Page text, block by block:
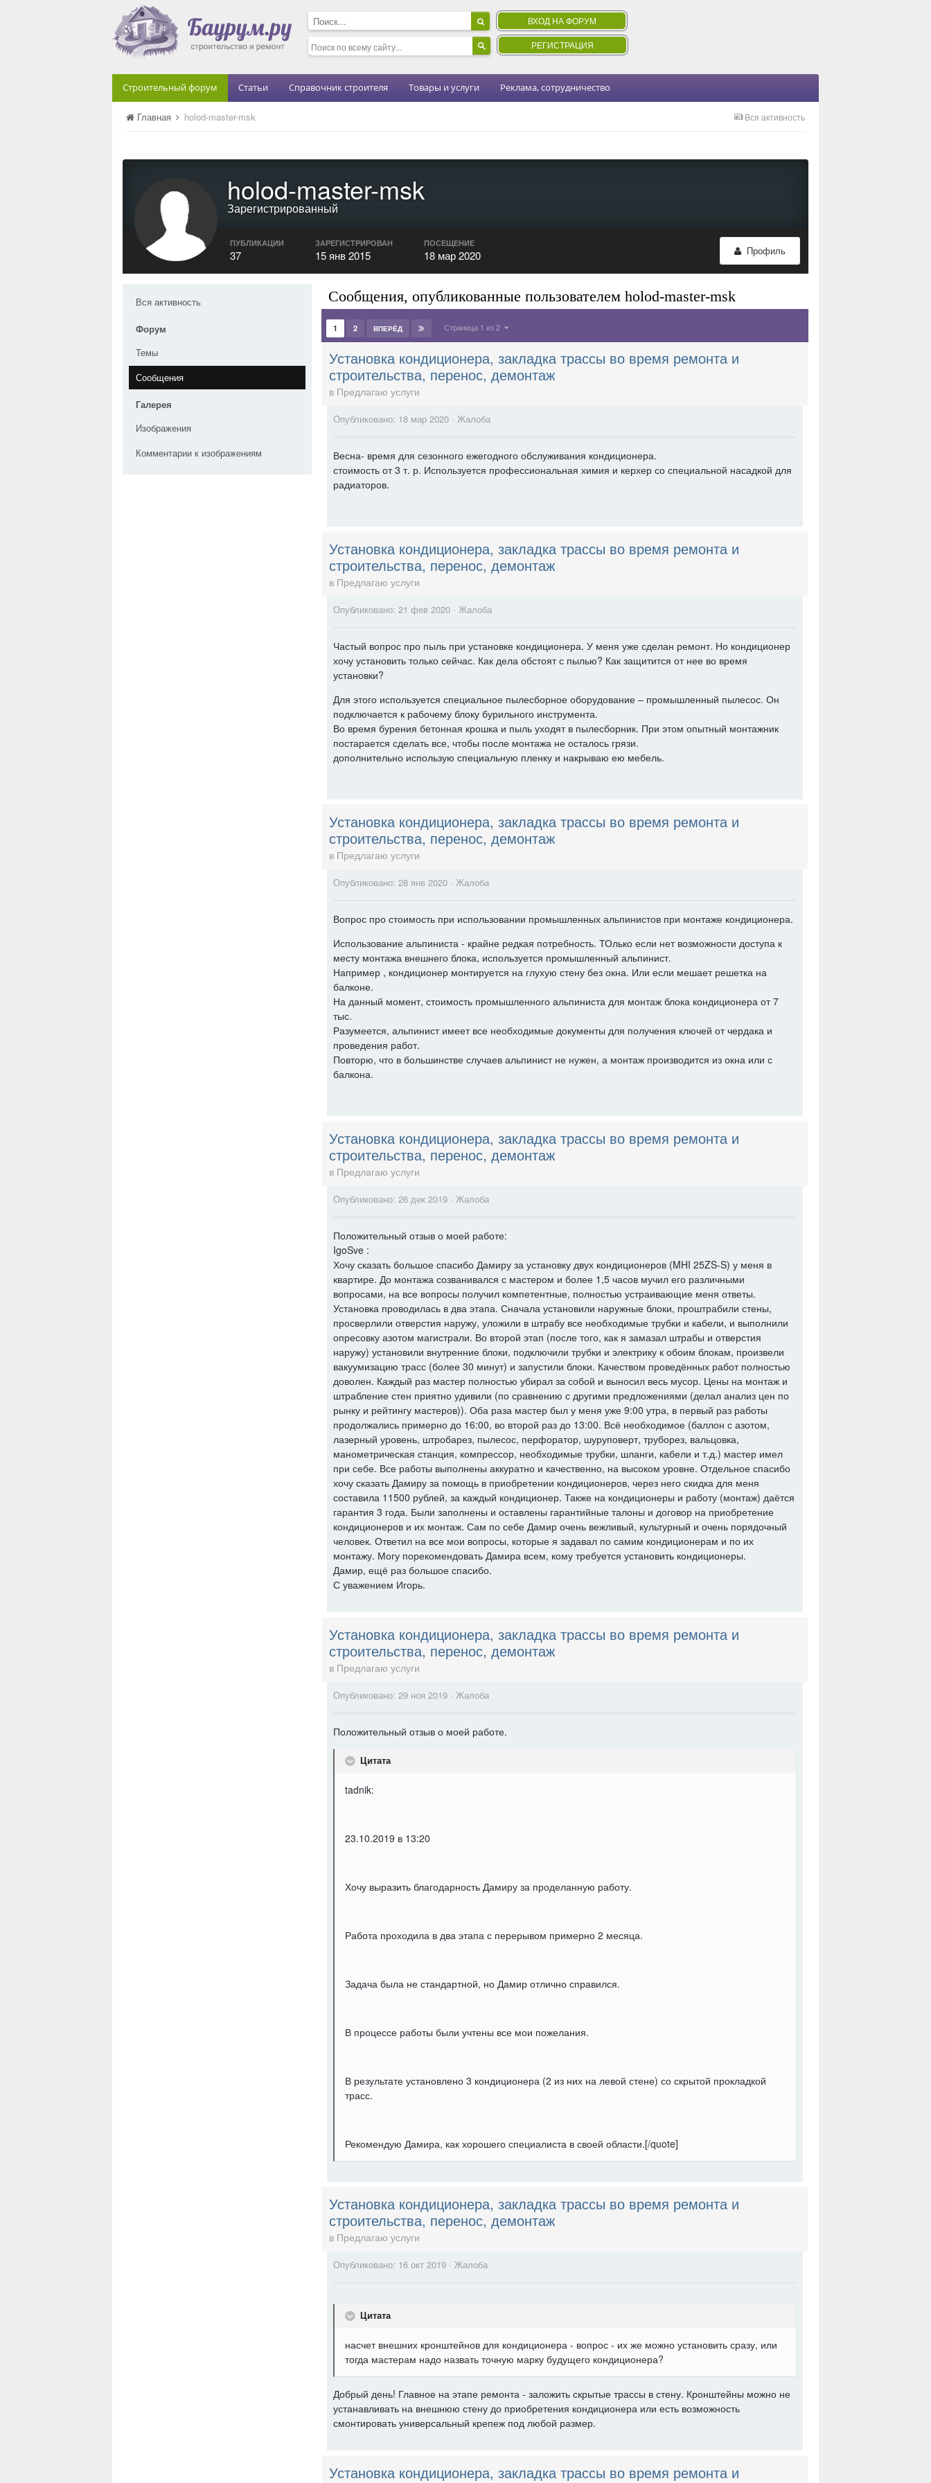
ВХОД НА ФОРУМ
РЕГИСТРАЦИЯ
Строительный форум Статьи Справочник строителя Товары и услуги Реклама, сотрудничество
Вся активность
Главная holod-master-msk
holod-master-msk
Зарегистрированный
Профиль
ПУБЛИКАЦИИ
37
ЗАРЕГИСТРИРОВАН
15 янв 2015
ПОСЕЩЕНИЕ
18 мар 2020
Вся активность
Форум
Темы
Сообщения
Галерея
Изображения
Комментарии к изображениям
Сообщения, опубликованные пользователем holod-master-msk
1 2 ВПЕРЁД Страница 1 из 2
Установка кондиционера, закладка трассы во время ремонта и
строительства, перенос, демонтаж
в Предлагаю услуги
Опубликовано: 18 мар 2020 · Жалоба
Весна- время для сезонного ежегодного обслуживания кондиционера.
стоимость от 3 т. р. Используется профессиональная химия и керхер со специальной насадкой для
радиаторов.
Установка кондиционера, закладка трассы во время ремонта и
строительства, перенос, демонтаж
в Предлагаю услуги
Опубликовано: 21 фев 2020 · Жалоба
Частый вопрос про пыль при установке кондиционера. У меня уже сделан ремонт. Но кондиционер
хочу установить только сейчас. Как дела обстоят с пылью? Как защитится от нее во время
установки?
Для этого используется специальное пылесборное оборудование – промышленный пылесос. Он
подключается к рабочему блоку бурильного инструмента.
Во время бурения бетонная крошка и пыль уходят в пылесборник. При этом опытный монтажник
постарается сделать все, чтобы после монтажа не осталось грязи.
дополнительно использую специальную пленку и накрываю ею мебель.
Установка кондиционера, закладка трассы во время ремонта и
строительства, перенос, демонтаж
в Предлагаю услуги
Опубликовано: 28 янв 2020 · Жалоба
Вопрос про стоимость при использовании промышленных альпинистов при монтаже кондиционера.
Использование альпиниста - крайне редкая потребность. ТОлько если нет возможности доступа к
месту монтажа внешнего блока, используется промышленный альпинист.
Например , кондиционер монтируется на глухую стену без окна. Или если мешает решетка на
балконе.
На данный момент, стоимость промышленного альпиниста для монтаж блока кондиционера от 7
тыс.
Разумеется, альпинист имеет все необходимые документы для получения ключей от чердака и
проведения работ.
Повторю, что в большинстве случаев альпинист не нужен, а монтаж производится из окна или с
балкона.
Установка кондиционера, закладка трассы во время ремонта и
строительства, перенос, демонтаж
в Предлагаю услуги
Опубликовано: 26 дек 2019 · Жалоба
Положительный отзыв о моей работе:
IgoSve :
Хочу сказать большое спасибо Дамиру за установку двух кондиционеров (MHI 25ZS-S) у меня в
квартире. До монтажа созванивался с мастером и более 1,5 часов мучил его различными
вопросами, на все вопросы получил компетентные, полностью устраивающие меня ответы.
Установка проводилась в два этапа. Сначала установили наружные блоки, проштрабили стены,
просверлили отверстия наружу, уложили в штрабу все необходимые трубки и кабели, и выполнили
опресовку азотом магистрали. Во второй этап (после того, как я замазал штрабы и отверстия
наружу) установили внутренние блоки, подключили трубки и электрику к обоим блокам, произвели
вакуумизацию трасс (более 30 минут) и запустили блоки. Качеством проведённых работ полностью
доволен. Каждый раз мастер полностью убирал за собой и выносил весь мусор. Цены на монтаж и
штрабление стен приятно удивили (по сравнению с другими предложениями (делал анализ цен по
рынку и рейтингу мастеров)). Оба раза мастер был у меня уже 9:00 утра, в первый раз работы
продолжались примерно до 16:00, во второй раз до 13:00. Всё необходимое (баллон с азотом,
лазерный уровень, штробарез, пылесос, перфоратор, шуруповерт, труборез, вальцовка,
манометрическая станция, компрессор, необходимые трубки, шланги, кабели и т.д.) мастер имел
при себе. Все работы выполнены аккуратно и качественно, на высоком уровне. Отдельное спасибо
хочу сказать Дамиру за помощь в приобретении кондиционеров, через него скидка для меня
составила 11500 рублей, за каждый кондиционер. Также на кондиционеры и работу (монтаж) даётся
гарантия 3 года. Были заполнены и оставлены гарантийные талоны и договор на приобретение
кондиционеров и их монтаж. Сам по себе Дамир очень вежливый, культурный и очень порядочный
человек. Ответил на все мои вопросы, которые я задавал по самим кондиционерам и по их
монтажу. Могу порекомендовать Дамира всем, кому требуется установить кондиционеры.
Дамир, ещё раз большое спасибо.
С уважением Игорь.
Установка кондиционера, закладка трассы во время ремонта и
строительства, перенос, демонтаж
в Предлагаю услуги
Опубликовано: 29 ноя 2019 · Жалоба
Положительный отзыв о моей работе.
Цитата
tadnik:
23.10.2019 в 13:20
Хочу выразить благодарность Дамиру за проделанную работу.
Работа проходила в два этапа с перерывом примерно 2 месяца.
Задача была не стандартной, но Дамир отлично справился.
В процессе работы были учтены все мои пожелания.
В результате установлено 3 кондиционера (2 из них на левой стене) со скрытой прокладкой
трасс.
Рекомендую Дамира, как хорошего специалиста в своей области.[/quote]
Установка кондиционера, закладка трассы во время ремонта и
строительства, перенос, демонтаж
в Предлагаю услуги
Опубликовано: 16 окт 2019 · Жалоба
Цитата
насчет внешних кронштейнов для кондиционера - вопрос - их же можно установить сразу, или
тогда мастерам надо назвать точную марку будущего кондиционера?
Добрый день! Главное на этапе ремонта - заложить скрытые трассы в стену. Кронштейны можно не
устанавливать на внешнюю стену до приобретения кондиционера или есть возможность
смонтировать универсальный крепеж под любой размер.
Установка кондиционера, закладка трассы во время ремонта и